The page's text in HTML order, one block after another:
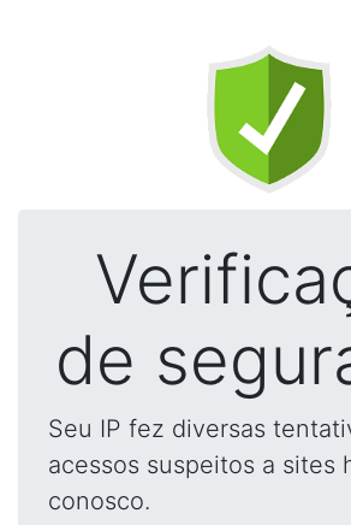
de
Seu IP fez diversas
acessos suspeitos a sites
conosco.